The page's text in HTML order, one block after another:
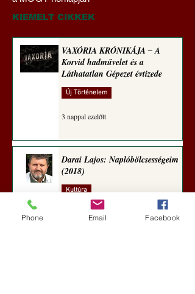
maradt tere (Alastair
Crooke jegyzete)
KIEMELT CIKKEK
VAXÓRIA KRÓNIKÁJA ‒ A
Korvid hadművelet és a
Láthatatlan Gépezet évtizede
Új Történelem
3 nappal ezelőtt
Darai Lajos: Naplóbölcsességeim
(2018)
Kultúra
6 nappal ezelőtt
Phone Email Facebook